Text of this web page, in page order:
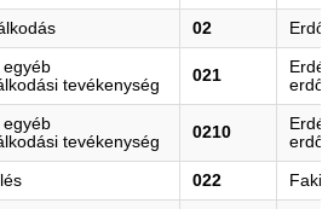
02
egyéb
tevékenység
021
egyéb
tevékenység
0210
022